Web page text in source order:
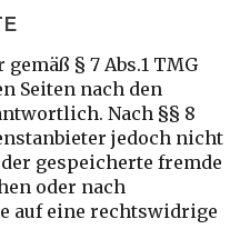
§ 7 Abs.1 TMG
Seiten nach den
Nach §§ 8
jedoch nicht
gespeicherte fremde
oder nach
auf eine rechtswidrige